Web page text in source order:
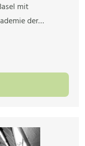
mit
der…